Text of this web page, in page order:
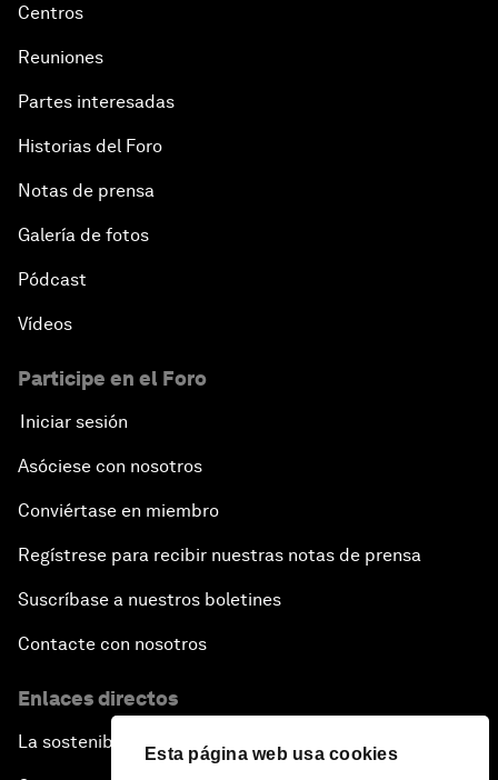
Esta página web usa cookies
Centros
Reuniones
Partes interesadas
Historias del Foro
Notas de prensa
Galería de fotos
Pódcast
Vídeos
Participe en el Foro
Iniciar sesión
Asóciese con nosotros
Conviértase en miembro
Regístrese para recibir nuestras notas de prensa
Suscríbase a nuestros boletines
Contacte con nosotros
Enlaces directos
La sostenibilidad en el Foro